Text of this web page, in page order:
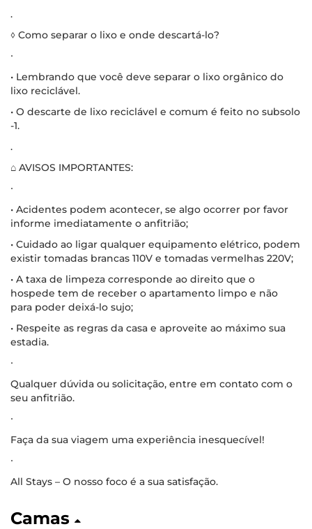
.
◊ Como separar o lixo e onde descartá-lo?
∙
• Lembrando que você deve separar o lixo orgânico do
lixo reciclável.
• O descarte de lixo reciclável e comum é feito no subsolo
-1.
.
⌂ AVISOS IMPORTANTES:
∙
• Acidentes podem acontecer, se algo ocorrer por favor
informe imediatamente o anfitrião;
• Cuidado ao ligar qualquer equipamento elétrico, podem
existir tomadas brancas 110V e tomadas vermelhas 220V;
• A taxa de limpeza corresponde ao direito que o
hospede tem de receber o apartamento limpo e não
para poder deixá-lo sujo;
• Respeite as regras da casa e aproveite ao máximo sua
estadia.
∙
Qualquer dúvida ou solicitação, entre em contato com o
seu anfitrião.
∙
Faça da sua viagem uma experiência inesquecível!
∙
All Stays – O nosso foco é a sua satisfação.
Camas